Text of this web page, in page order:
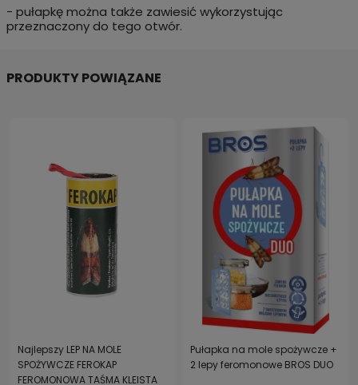
- pułapkę można także zawiesić wykorzystując
przeznaczony do tego otwór.
PRODUKTY POWIĄZANE
Najlepszy LEP NA MOLE
SPOŻYWCZE FEROKAP
FEROMONOWA TAŚMA KLEISTA
Pułapka na mole spożywcze +
2 lepy feromonowe BROS DUO